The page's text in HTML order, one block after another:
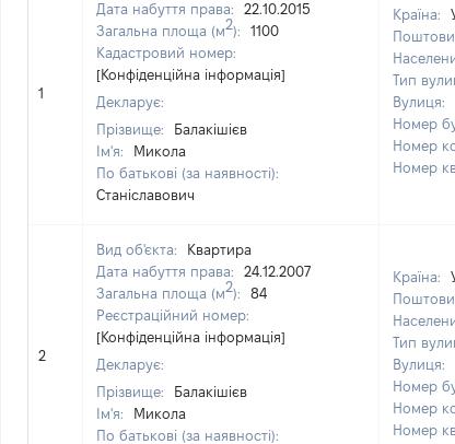
1
Дата набуття права:
22.10.2015
Загальна площа (м2):
1100
Кадастровий номер:
[Конфіденційна інформація]
Декларує:
Прізвище:
Балакішієв
Ім'я:
Микола
По батькові (за наявності):
Станіславович
Країна:
Тип
Вулиця:
Номер
Номер
Номер
2
Вид об'єкта:
Квартира
Дата набуття права:
24.12.2007
Загальна площа (м2):
84
Реєстраційний номер:
[Конфіденційна інформація]
Декларує:
Прізвище:
Балакішієв
Ім'я:
Микола
По батькові (за наявності):
Країна:
Тип
Вулиця:
Номер
Номер
Номер